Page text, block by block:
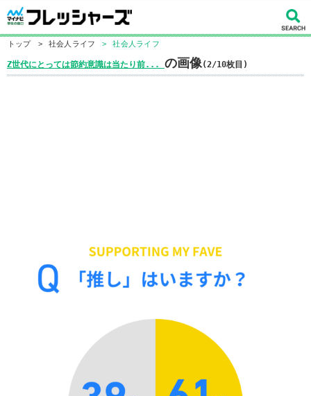
トップ > 社会人ライフ > 社会人ライフ
Z世代にとっては節約意識は当たり前... の画像(2/10枚目)